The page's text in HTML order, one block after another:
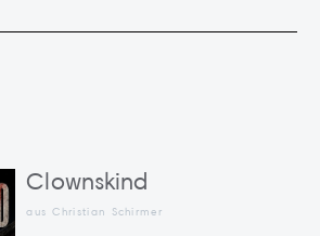
Clownskind
aus Christian Schirmer